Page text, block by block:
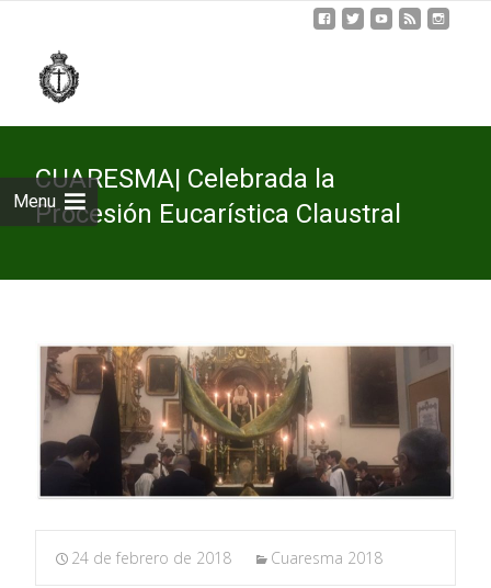
Menu
CUARESMA| Celebrada la
Procesión Eucarística Claustral
24 de febrero de 2018 Cuaresma 2018